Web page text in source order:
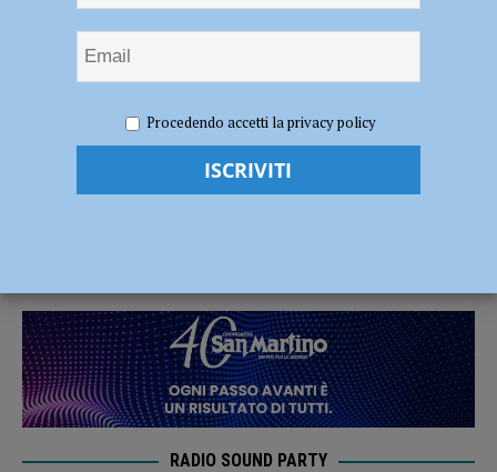
Provvedimenti alla circolazione in via San
RADIO SOUND PARTY
Procedendo accetti la privacy policy